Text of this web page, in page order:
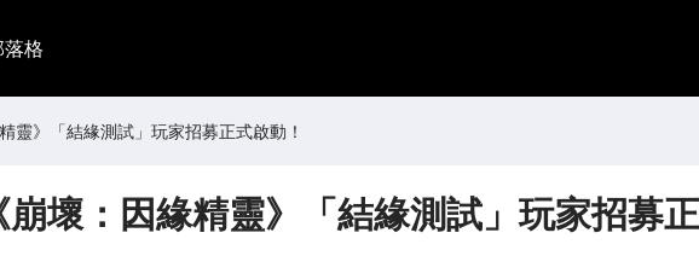
格
靈》「結緣測試」玩家招募正式啟動！
崩壞：因緣精靈》「結緣測試」玩家招募